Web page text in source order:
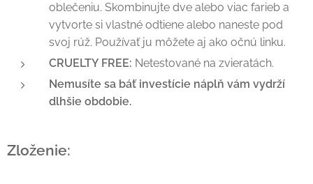
oblečeniu. Skombinujte dve alebo viac farieb a
vytvorte si vlastné odtiene alebo naneste pod
svoj rúž. Používať ju môžete aj ako očnú linku.
CRUELTY FREE: Netestované na zvieratách.
Nemusíte sa báť investície náplň vám vydrží
dlhšie obdobie.
Zloženie: